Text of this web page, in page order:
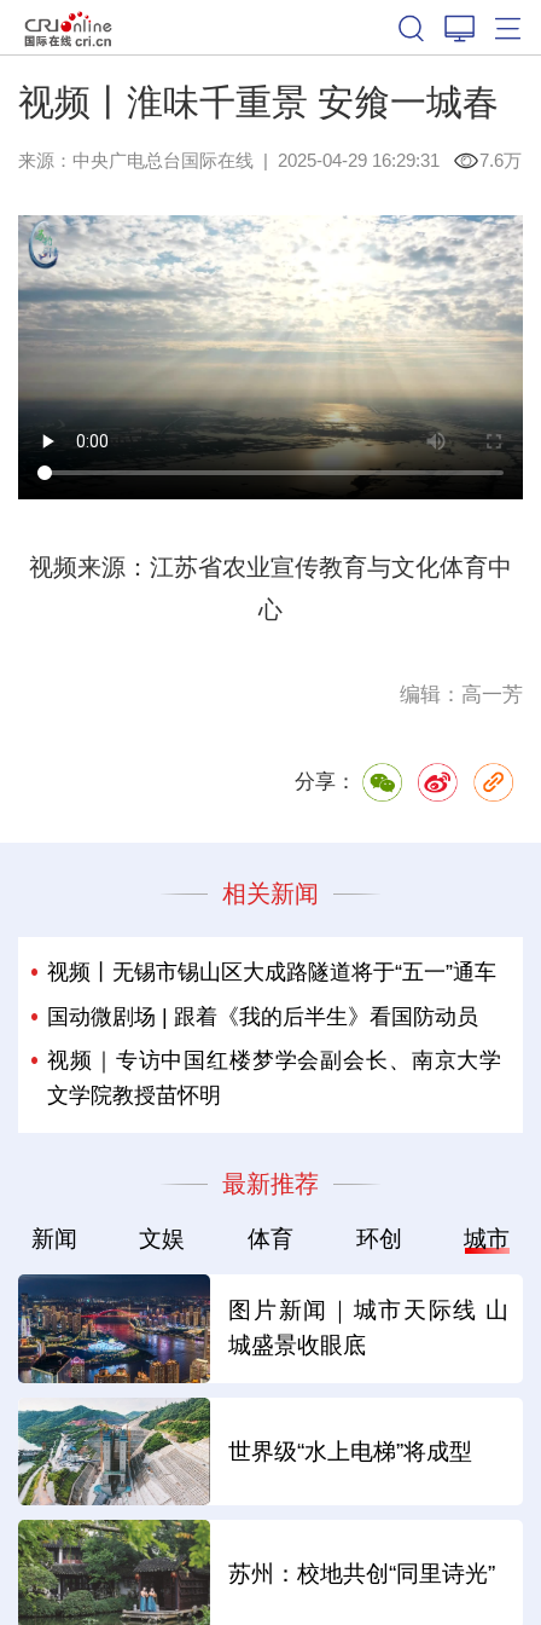
视频丨淮味千重景 安飨一城春
来源：中央广电总台国际在线| 2025-04-29 16:29:31 7.6万
视频来源：江苏省农业宣传教育与文化体育中
心
编辑：高一芳
分享：
相关新闻
视频丨无锡市锡山区大成路隧道将于“五一”通车
国动微剧场 | 跟着《我的后半生》看国防动员
视频｜专访中国红楼梦学会副会长、南京大学
文学院教授苗怀明
最新推荐
新闻 文娱 体育 环创 城市
图片新闻｜城市天际线 山
城盛景收眼底
世界级“水上电梯”将成型
苏州：校地共创“同里诗光”